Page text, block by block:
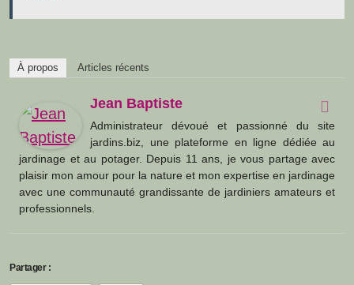
À propos Articles récents
Jean Baptiste
Administrateur dévoué et passionné du site
jardins.biz, une plateforme en ligne dédiée au
jardinage et au potager. Depuis 11 ans, je vous partage avec
plaisir mon amour pour la nature et mon expertise en jardinage
avec une communauté grandissante de jardiniers amateurs et
professionnels.
Partager :